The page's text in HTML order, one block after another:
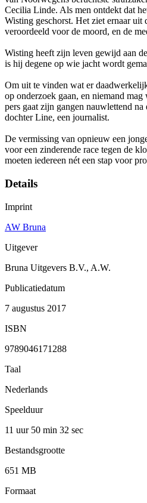
Cecilia Linde. Als men ontdekt dat
Wisting geschorst. Het ziet ernaar uit
veroordeeld voor de moord, en de
Wisting heeft zijn leven gewijd aan
is hij degene op wie jacht wordt
Om uit te vinden wat er
op onderzoek gaan, en niemand
pers gaat zijn gangen nauwlettend
dochter Line, een journalist.
De vermissing van opnieuw een
voor een zinderende race tegen de
moeten iedereen nét een stap voor
Details
Imprint
AW Bruna
Uitgever
Bruna Uitgevers B.V., A.W.
Publicatiedatum
7 augustus 2017
ISBN
9789046171288
Taal
Nederlands
Speelduur
11 uur 50 min 32 sec
Bestandsgrootte
651 MB
Formaat